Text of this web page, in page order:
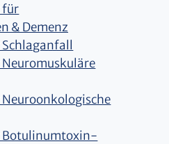
für
& Demenz
Botulinumtoxin-